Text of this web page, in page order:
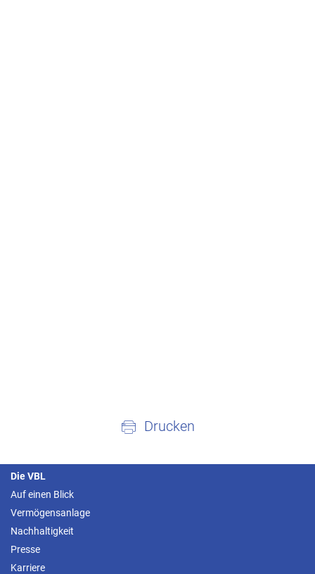
Drucken
Die VBL
Auf einen Blick
Vermögensanlage
Nachhaltigkeit
Presse
Karriere